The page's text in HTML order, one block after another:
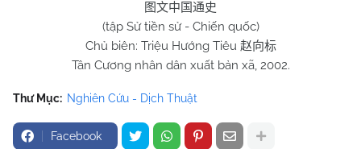
图文中国通史
(tập Sử tiền sử - Chiến quốc)
Chủ biên: Triệu Hướng Tiêu 赵向标
Tân Cương nhân dân xuất bản xã, 2002.
Thư Mục: Nghiên Cứu - Dịch Thuật
Facebook